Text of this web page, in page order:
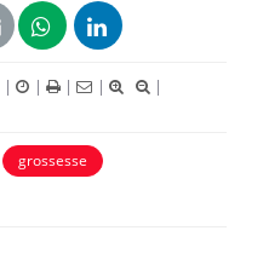
| | | |
|
grossesse